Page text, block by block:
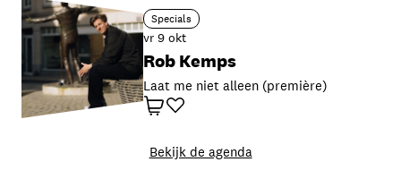
Specials
vr 9 okt
Rob Kemps
Laat me niet alleen (première)
Favoriet
Winkelwagen
Bekijk de agenda